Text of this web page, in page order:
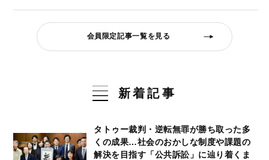
会員限定記事一覧を見る
新着記事
タトゥー裁判・逆転無罪が勝ち取った多
くの成果…社会のおかしな制度や課題の
解決を目指す「公共訴訟」に辿り着くま